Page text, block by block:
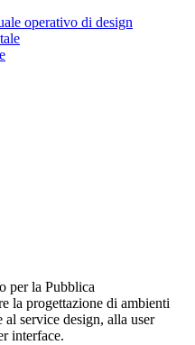
operativo di design
per la Pubblica
la progettazione di ambienti
service design, alla user
interface.